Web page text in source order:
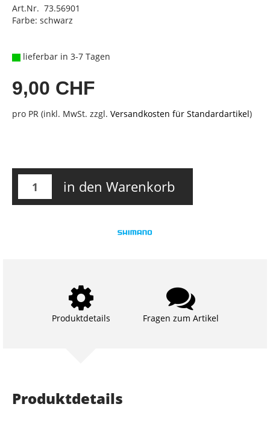
Art.Nr. 73.56901
Farbe: schwarz
lieferbar in 3-7 Tagen
9,00 CHF
pro PR (inkl. MwSt. zzgl. Versandkosten für Standardartikel)
in den Warenkorb
Produktdetails Fragen zum Artikel
Produktdetails